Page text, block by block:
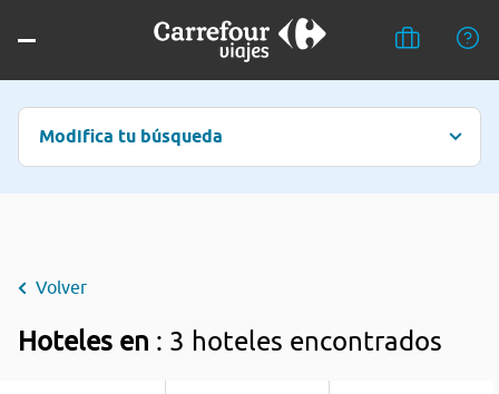
Modifica tu búsqueda
Volver
Hoteles en : 3 hoteles encontrados